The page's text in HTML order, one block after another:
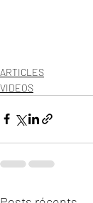
ARTICLES
VIDEOS